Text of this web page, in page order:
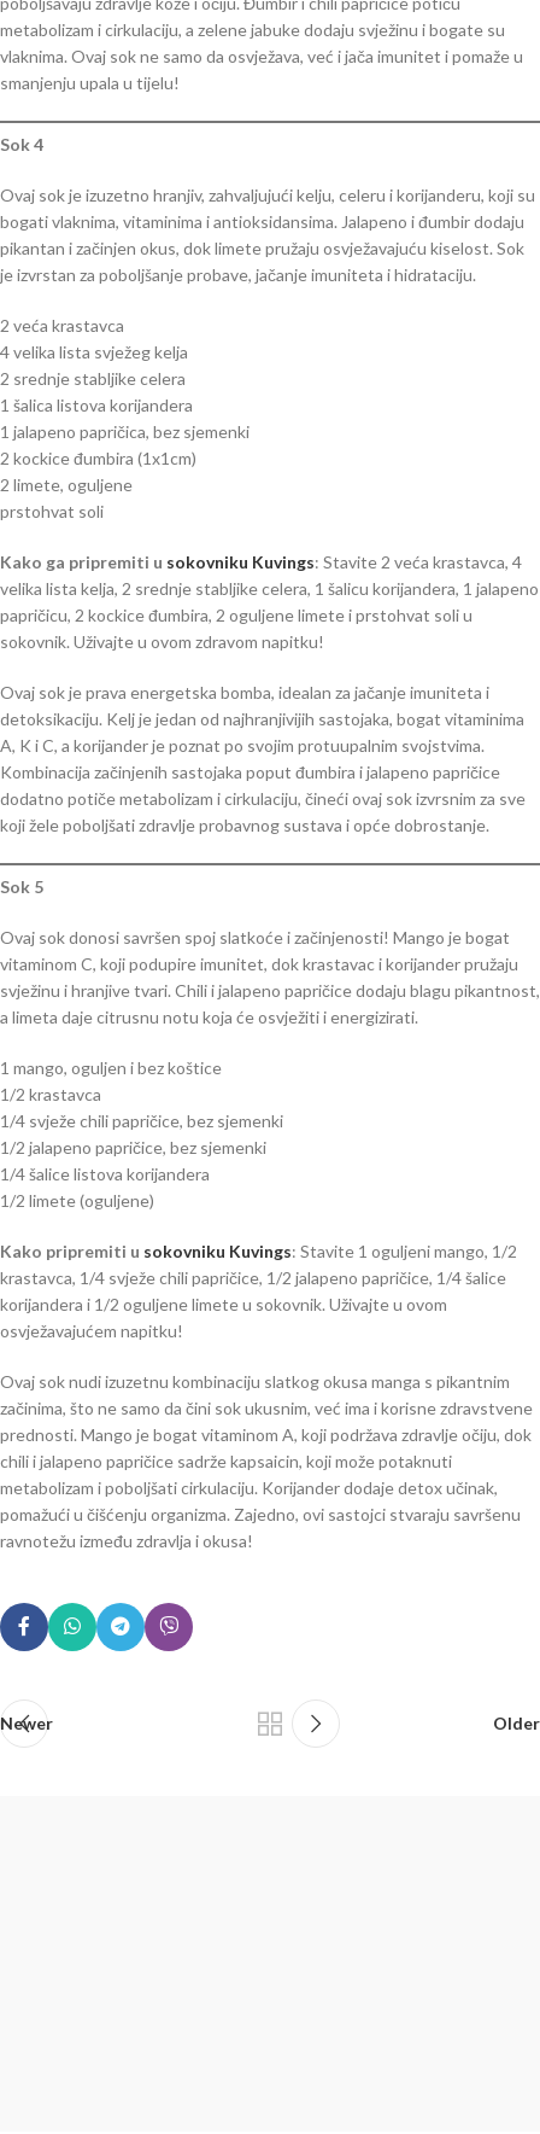
metabolizam i cirkulaciju, a zelene jabuke dodaju svježinu i bogate su
vlaknima. Ovaj sok ne samo da osvježava, već i jača imunitet i pomaže u
smanjenju upala u tijelu!
Sok 4
Ovaj sok je izuzetno hranjiv, zahvaljujući kelju, celeru i korijanderu, koji su
bogati vlaknima, vitaminima i antioksidansima. Jalapeno i đumbir dodaju
pikantan i začinjen okus, dok limete pružaju osvježavajuću kiselost. Sok
je izvrstan za poboljšanje probave, jačanje imuniteta i hidrataciju.
2 veća krastavca
4 velika lista svježeg kelja
2 srednje stabljike celera
1 šalica listova korijandera
1 jalapeno papričica, bez sjemenki
2 kockice đumbira (1x1cm)
2 limete, oguljene
prstohvat soli
Kako ga pripremiti u sokovniku Kuvings: Stavite 2 veća krastavca, 4
velika lista kelja, 2 srednje stabljike celera, 1 šalicu korijandera, 1 jalapeno
papričicu, 2 kockice đumbira, 2 oguljene limete i prstohvat soli u
sokovnik. Uživajte u ovom zdravom napitku!
Ovaj sok je prava energetska bomba, idealan za jačanje imuniteta i
detoksikaciju. Kelj je jedan od najhranjivijih sastojaka, bogat vitaminima
A, K i C, a korijander je poznat po svojim protuupalnim svojstvima.
Kombinacija začinjenih sastojaka poput đumbira i jalapeno papričice
dodatno potiče metabolizam i cirkulaciju, čineći ovaj sok izvrsnim za sve
koji žele poboljšati zdravlje probavnog sustava i opće dobrostanje.
Sok 5
Ovaj sok donosi savršen spoj slatkoće i začinjenosti! Mango je bogat
vitaminom C, koji podupire imunitet, dok krastavac i korijander pružaju
svježinu i hranjive tvari. Chili i jalapeno papričice dodaju blagu pikantnost,
a limeta daje citrusnu notu koja će osvježiti i energizirati.
1 mango, oguljen i bez koštice
1/2 krastavca
1/4 svježe chili papričice, bez sjemenki
1/2 jalapeno papričice, bez sjemenki
1/4 šalice listova korijandera
1/2 limete (oguljene)
Kako pripremiti u sokovniku Kuvings: Stavite 1 oguljeni mango, 1/2
krastavca, 1/4 svježe chili papričice, 1/2 jalapeno papričice, 1/4 šalice
korijandera i 1/2 oguljene limete u sokovnik. Uživajte u ovom
osvježavajućem napitku!
Ovaj sok nudi izuzetnu kombinaciju slatkog okusa manga s pikantnim
začinima, što ne samo da čini sok ukusnim, već ima i korisne zdravstvene
prednosti. Mango je bogat vitaminom A, koji podržava zdravlje očiju, dok
chili i jalapeno papričice sadrže kapsaicin, koji može potaknuti
metabolizam i poboljšati cirkulaciju. Korijander dodaje detox učinak,
pomažući u čišćenju organizma. Zajedno, ovi sastojci stvaraju savršenu
ravnotežu između zdravlja i okusa!
Newer Older